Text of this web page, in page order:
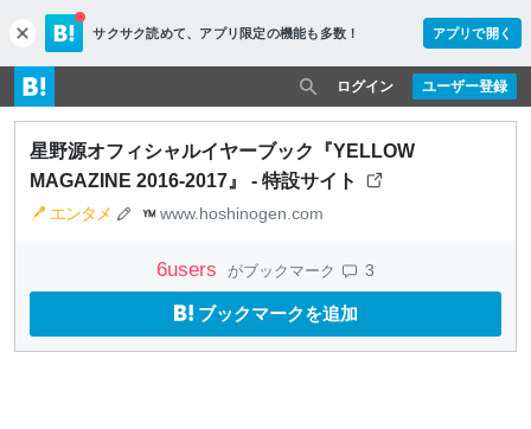
c
l
o
s
e
サクサク読めて、 アプリ限定の機能も多数！ アプリで開く
ユーザー登録
ログイン
星野源オフィシャルイヤーブック『YELLOW
MAGAZINE 2016-2017』 - 特設サイト
エンタメ www.hoshinogen.com
6users がブックマーク 3
ブックマークを追加